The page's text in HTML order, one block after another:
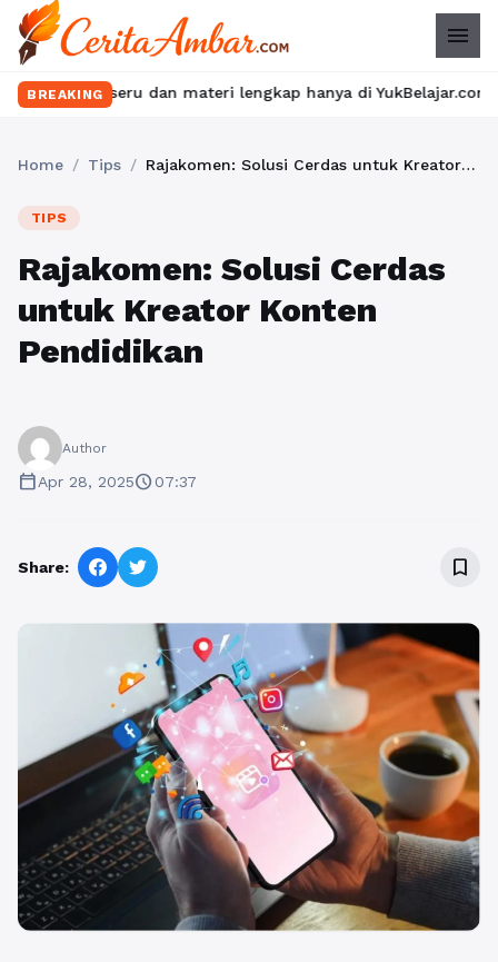
menu
BREAKING
dan materi lengkap hanya di YukBelajar.com. Mulai
Home / Tips / Rajakomen: Solusi Cerdas untuk Kreator Konten Pendidikan
TIPS
Rajakomen: Solusi Cerdas
untuk Kreator Konten
Pendidikan
Author
calendar_todayApr 28, 2025schedule07:37
Share: bookmark_border